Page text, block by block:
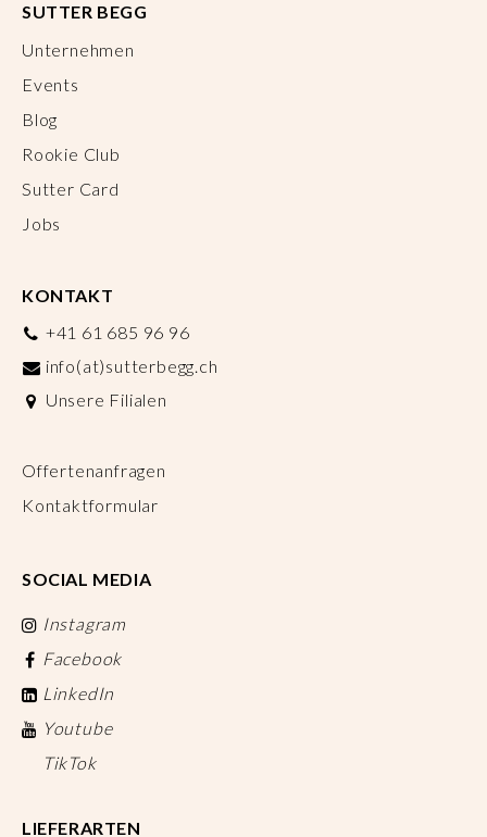
SUTTER BEGG
Unternehmen
Events
Blog
Rookie Club
Sutter Card
Jobs
KONTAKT
+41 61 685 96 96
info(at)sutterbegg.ch
Unsere Filialen
Offertenanfragen
Kontaktformular
SOCIAL MEDIA
Instagram
Facebook
LinkedIn
Youtube
TikTok
LIEFERARTEN